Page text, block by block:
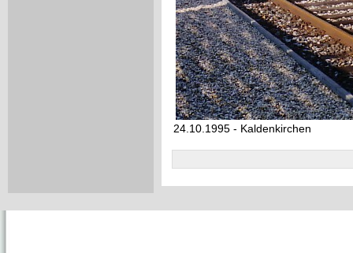
24.10.1995 - Kaldenkirchen